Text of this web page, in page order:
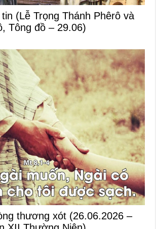
(Lễ Trọng Thánh Phêrô và
Tông đồ – 29.06)
thương xót (26.06.2026 –